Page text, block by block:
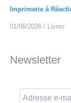
Imprimerie à
01/06/2026 / Livres
Newsletter